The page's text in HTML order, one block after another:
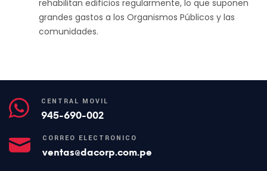
rehabilitan edificios regularmente, lo que suponen
grandes gastos a los Organismos Públicos y las
comunidades.
CENTRAL MÓVIL
945-690-002
CORREO ELECTRÓNICO
ventas@dacorp.com.pe